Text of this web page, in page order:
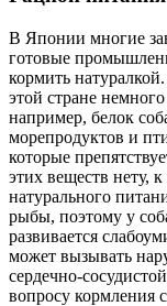
В Японии многие
готовые
кормить
этой стране
например, белок
морепродуктов и
которые
этих веществ нету,
натурального
рыбы, поэтому у
развивается
может вызывать
сердечно-
вопросу кормления